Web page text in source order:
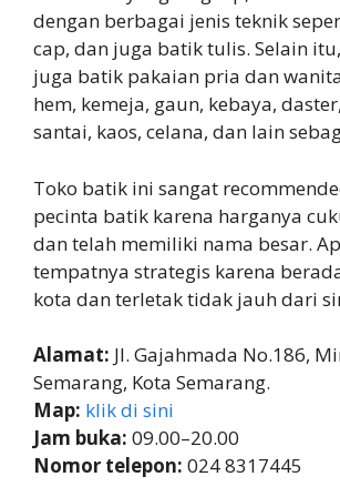
dengan berbagai jenis teknik
cap, dan juga batik tulis. Selain
juga batik pakaian pria dan
hem, kemeja, gaun, kebaya,
santai, kaos, celana, dan lain
Toko batik ini sangat
pecinta batik karena harganya
dan telah memiliki nama besar.
tempatnya strategis karena
kota dan terletak tidak jauh dari
Alamat: Jl. Gajahmada No.186,
Semarang, Kota Semarang.
Map: klik di sini
Jam buka: 09.00–20.00
Nomor telepon: 024 8317445